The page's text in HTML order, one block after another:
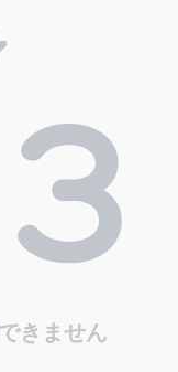
きません